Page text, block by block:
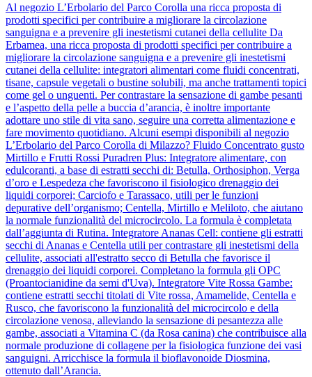
Al negozio L’Erbolario del Parco Corolla una ricca proposta di
prodotti specifici per contribuire a migliorare la circolazione
sanguigna e a prevenire gli inestetismi cutanei della cellulite Da
Erbamea, una ricca proposta di prodotti specifici per contribuire a
migliorare la circolazione sanguigna e a prevenire gli inestetismi
cutanei della cellulite: integratori alimentari come fluidi concentrati,
tisane, capsule vegetali o bustine solubili, ma anche trattamenti topici
come gel o unguenti. Per contrastare la sensazione di gambe pesanti
e l’aspetto della pelle a buccia d’arancia, è inoltre importante
adottare uno stile di vita sano, seguire una corretta alimentazione e
fare movimento quotidiano. Alcuni esempi disponibili al negozio
L’Erbolario del Parco Corolla di Milazzo? Fluido Concentrato gusto
Mirtillo e Frutti Rossi Puradren Plus: Integratore alimentare, con
edulcoranti, a base di estratti secchi di: Betulla, Orthosiphon, Verga
d’oro e Lespedeza che favoriscono il fisiologico drenaggio dei
liquidi corporei; Carciofo e Tarassaco, utili per le funzioni
depurative dell’organismo; Centella, Mirtillo e Meliloto, che aiutano
la normale funzionalità del microcircolo. La formula è completata
dall’aggiunta di Rutina. Integratore Ananas Cell: contiene gli estratti
secchi di Ananas e Centella utili per contrastare gli inestetismi della
cellulite, associati all'estratto secco di Betulla che favorisce il
drenaggio dei liquidi corporei. Completano la formula gli OPC
(Proantocianidine da semi d'Uva). Integratore Vite Rossa Gambe:
contiene estratti secchi titolati di Vite rossa, Amamelide, Centella e
Rusco, che favoriscono la funzionalità del microcircolo e della
circolazione venosa, alleviando la sensazione di pesantezza alle
gambe, associati a Vitamina C (da Rosa canina) che contribuisce alla
normale produzione di collagene per la fisiologica funzione dei vasi
sanguigni. Arricchisce la formula il bioflavonoide Diosmina,
ottenuto dall’Arancia.